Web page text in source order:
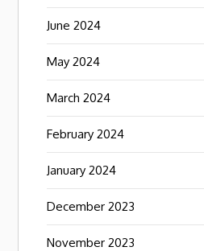
June 2024
May 2024
March 2024
February 2024
January 2024
December 2023
November 2023